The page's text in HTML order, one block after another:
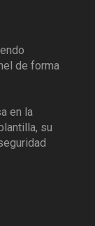
de forma
en la
su